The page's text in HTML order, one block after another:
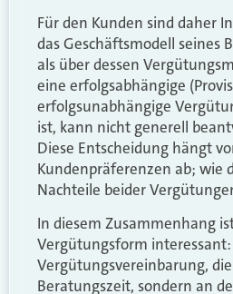
Für den Kunden sind daher
das Geschäftsmodell seines
als über dessen
eine erfolgsabhängige
erfolgsunabhängige
ist, kann nicht generell
Diese Entscheidung hängt
Kundenpräferenzen ab; wie
Nachteile beider
In diesem Zusammenhang
Vergütungsform
Vergütungsvereinbarung,
Beratungszeit, sondern an